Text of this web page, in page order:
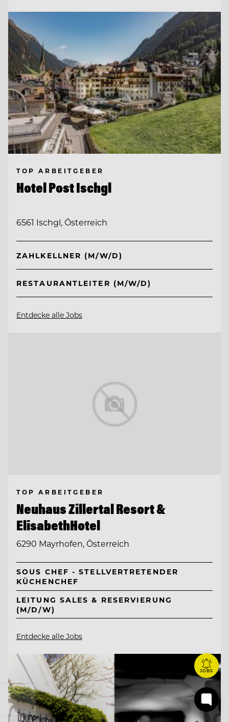
TOP ARBEITGEBER
Hotel Post Ischgl
6561 Ischgl, Österreich
ZAHLKELLNER (M/W/D)
RESTAURANTLEITER (M/W/D)
Entdecke alle Jobs
TOP ARBEITGEBER
Neuhaus Zillertal Resort &
ElisabethHotel
6290 Mayrhofen, Österreich
SOUS CHEF - STELLVERTRETENDER
KÜCHENCHEF
LEITUNG SALES & RESERVIERUNG
(M/D/W)
Entdecke alle Jobs
JOBS